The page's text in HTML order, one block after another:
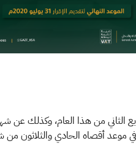
الثاني من هذا العام، وكذلك عن